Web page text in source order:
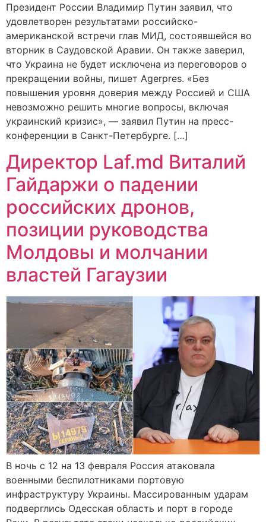
Президент России Владимир Путин заявил, что
удовлетворен результатами российско-
американской встречи глав МИД, состоявшейся во
вторник в Саудовской Аравии. Он также заверил,
что Украина не будет исключена из переговоров о
прекращении войны, пишет Agerpres. «Без
повышения уровня доверия между Россией и США
невозможно решить многие вопросы, включая
украинский кризис», — заявил Путин на пресс-
конференции в Санкт-Петербурге. […]
Директор Laf.md Виталий
Гайдаржи о падении
российских дронов,
позиции руководства
Молдовы и молчании
властей Гагаузии
В ночь с 12 на 13 февраля Россия атаковала
военными беспилотниками портовую
инфраструктуру Украины. Массированным ударам
подверглись Одесская область и порт в городе